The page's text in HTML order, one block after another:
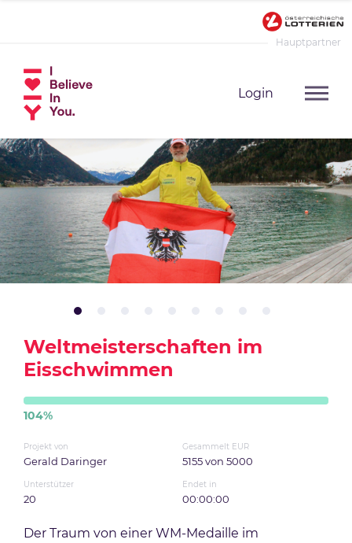
Hauptpartner
Login
Weltmeisterschaften im
Eisschwimmen
104%
Projekt von
Gerald Daringer
Gesammelt EUR
5155 von 5000
Unterstützer
20
Endet in
00:00:00
Der Traum von einer WM-Medaille im